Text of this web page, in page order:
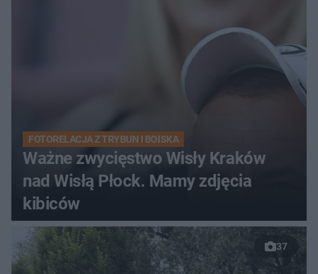
FOTORELACJA Z TRYBUN I BOISKA
Ważne zwycięstwo Wisły Kraków
nad Wisłą Płock. Mamy zdjęcia
kibiców
37